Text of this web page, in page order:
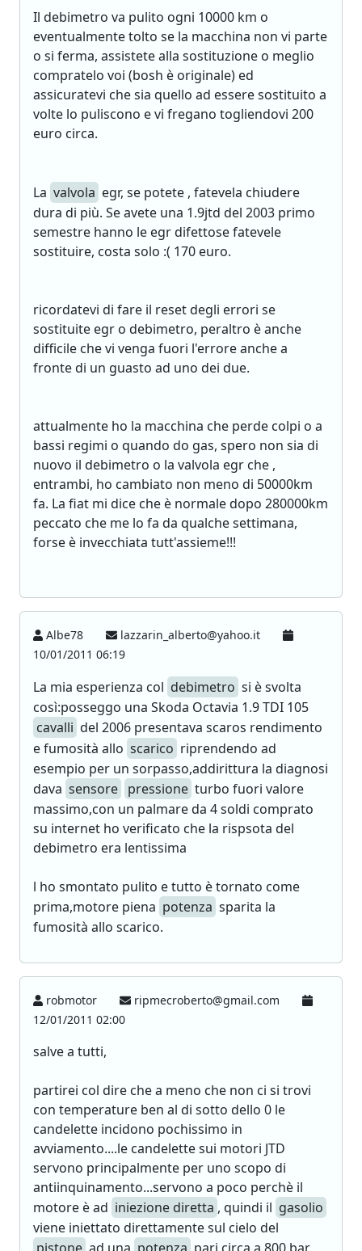
Il debimetro va pulito ogni 10000 km o
eventualmente tolto se la macchina non vi parte
o si ferma, assistete alla sostituzione o meglio
compratelo voi (bosh è originale) ed
assicuratevi che sia quello ad essere sostituito a
volte lo puliscono e vi fregano togliendovi 200
euro circa.
La valvola egr, se potete , fatevela chiudere
dura di più. Se avete una 1.9jtd del 2003 primo
semestre hanno le egr difettose fatevele
sostituire, costa solo :( 170 euro.
ricordatevi di fare il reset degli errori se
sostituite egr o debimetro, peraltro è anche
difficile che vi venga fuori l'errore anche a
fronte di un guasto ad uno dei due.
attualmente ho la macchina che perde colpi o a
bassi regimi o quando do gas, spero non sia di
nuovo il debimetro o la valvola egr che ,
entrambi, ho cambiato non meno di 50000km
fa. La fiat mi dice che è normale dopo 280000km
peccato che me lo fa da qualche settimana,
forse è invecchiata tutt'assieme!!!
Albe78
lazzarin_alberto@yahoo.it
10/01/2011 06:19
La mia esperienza col debimetro si è svolta
così:posseggo una Skoda Octavia 1.9 TDI 105
cavalli del 2006 presentava scaros rendimento
e fumosità allo scarico riprendendo ad
esempio per un sorpasso,addirittura la diagnosi
dava sensore pressione turbo fuori valore
massimo,con un palmare da 4 soldi comprato
su internet ho verificato che la rispsota del
debimetro era lentissima
l ho smontato pulito e tutto è tornato come
prima,motore piena potenza sparita la
fumosità allo scarico.
robmotor
ripmecroberto@gmail.com
12/01/2011 02:00
salve a tutti,
partirei col dire che a meno che non ci si trovi
con temperature ben al di sotto dello 0 le
candelette incidono pochissimo in
avviamento....le candelette sui motori JTD
servono principalmente per uno scopo di
antiinquinamento...servono a poco perchè il
motore è ad iniezione diretta , quindi il gasolio
viene iniettato direttamente sul cielo del